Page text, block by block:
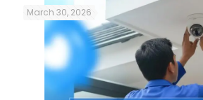
March 30, 2026